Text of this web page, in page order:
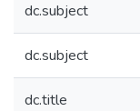
dc.subject
dc.subject
dc.title